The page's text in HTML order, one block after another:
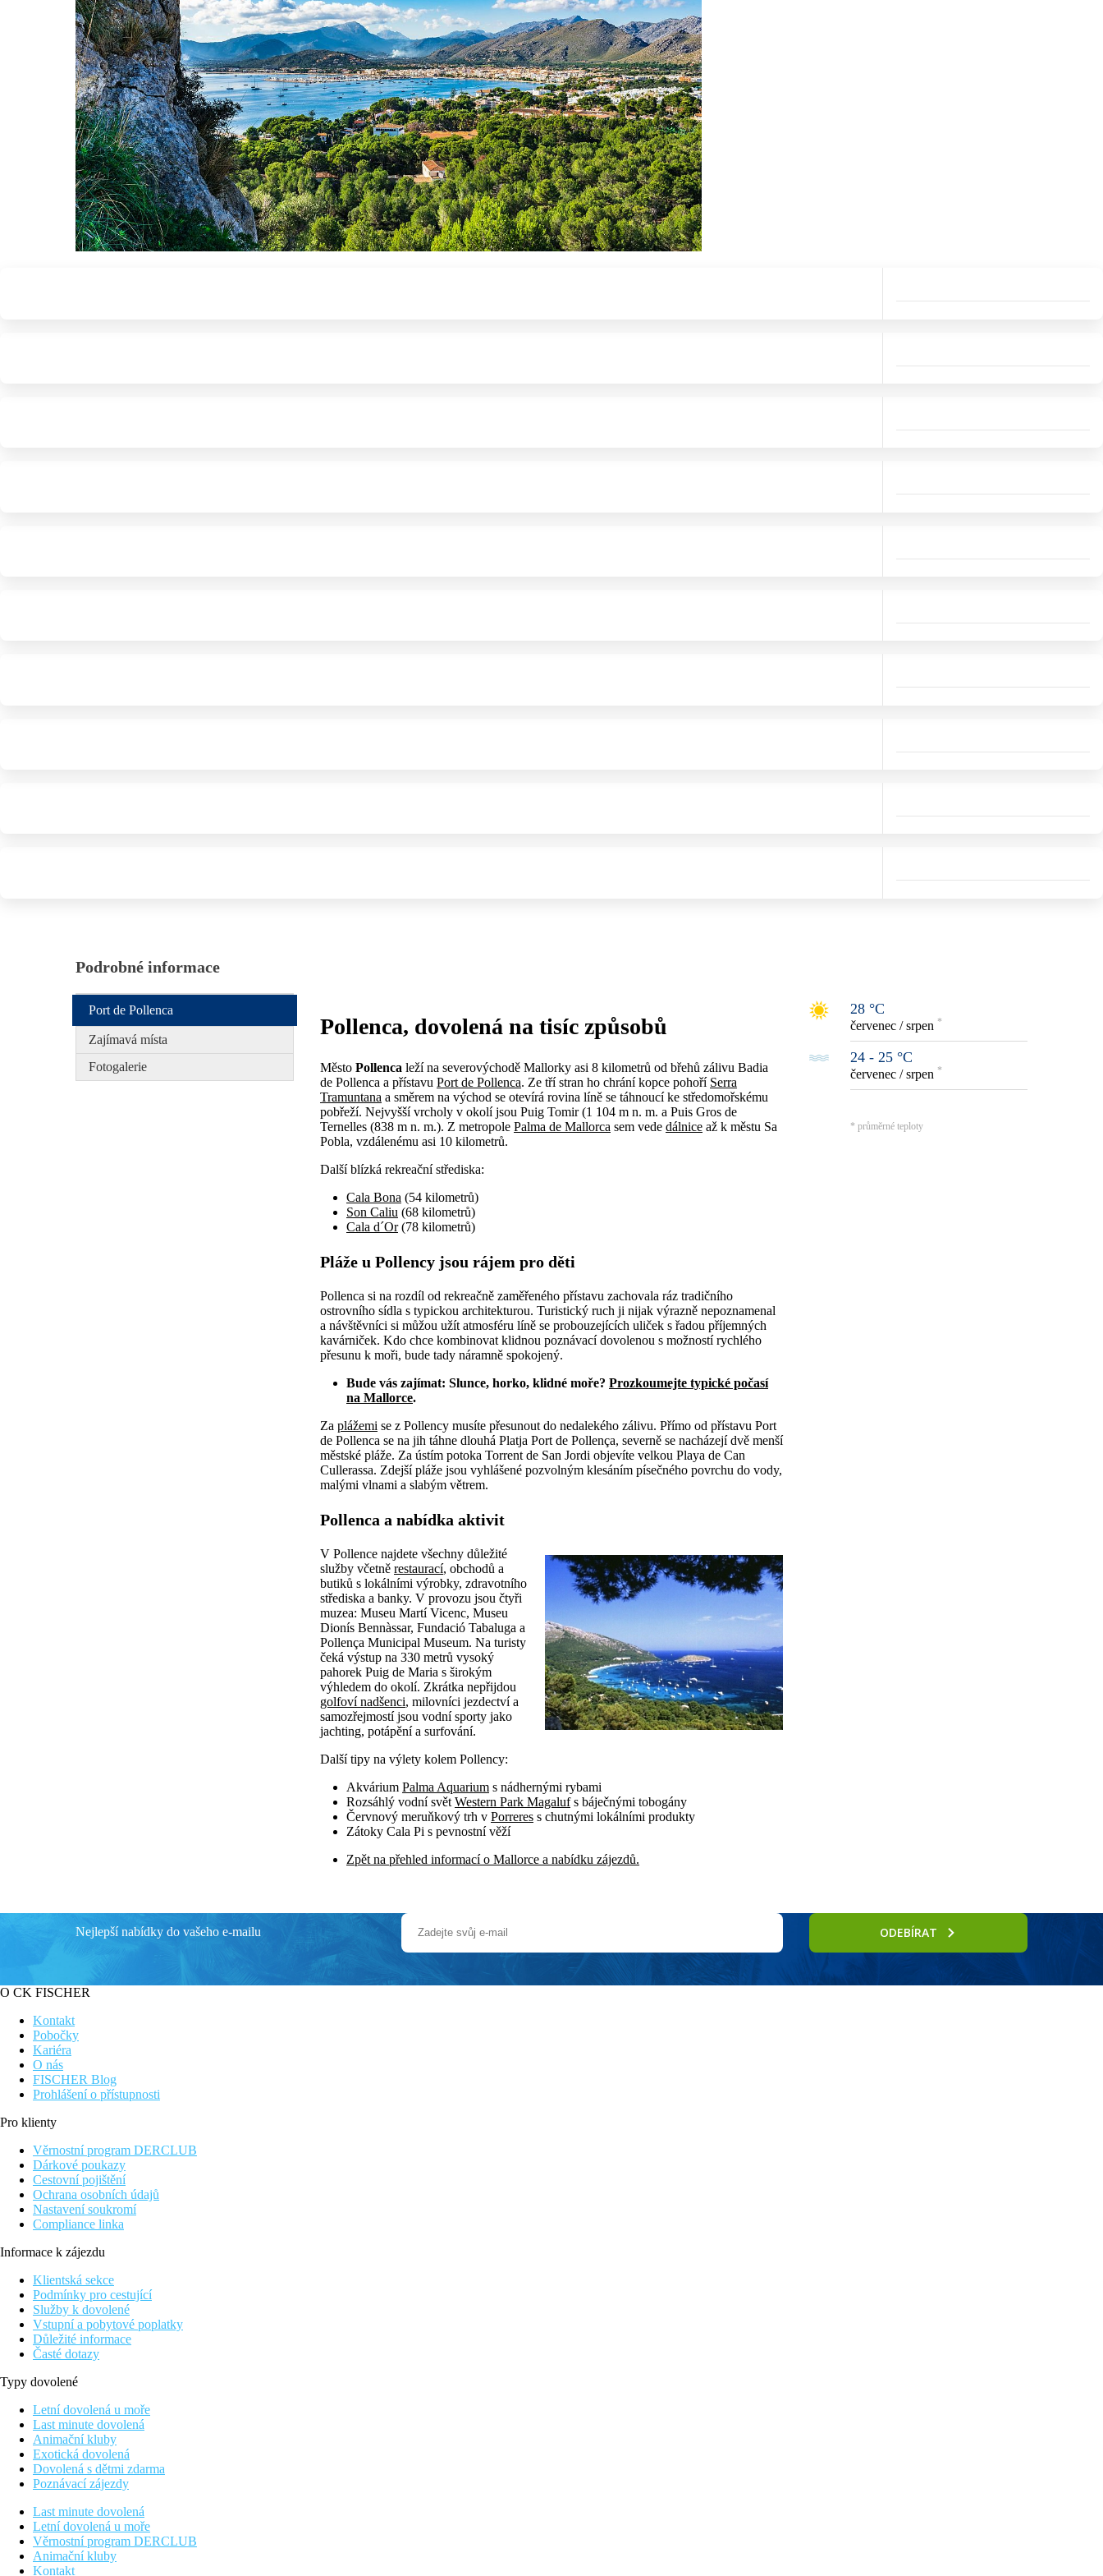
Podrobné informace
28 °C
červenec / srpen *
24 - 25 °C
červenec / srpen *
* průměrné teploty
Pollenca, dovolená na tisíc způsobů
Město Pollenca leží na severovýchodě Mallorky asi 8 kilometrů od břehů zálivu Badia
de Pollenca a přístavu Port de Pollenca. Ze tří stran ho chrání kopce pohoří Serra
Tramuntana a směrem na východ se otevírá rovina líně se táhnoucí ke středomořskému
pobřeží. Nejvyšší vrcholy v okolí jsou Puig Tomir (1 104 m n. m. a Puis Gros de
Ternelles (838 m n. m.). Z metropole Palma de Mallorca sem vede dálnice až k městu Sa
Pobla, vzdálenému asi 10 kilometrů.
Další blízká rekreační střediska:
Cala Bona (54 kilometrů)
Son Caliu (68 kilometrů)
Cala d´Or(78 kilometrů)
Pláže u Pollency jsou rájem pro děti
Pollenca si na rozdíl od rekreačně zaměřeného přístavu zachovala ráz tradičního
ostrovního sídla s typickou architekturou. Turistický ruch ji nijak výrazně nepoznamenal
a návštěvníci si můžou užít atmosféru líně se probouzejících uliček s řadou příjemných
kavárniček. Kdo chce kombinovat klidnou poznávací dovolenou s možností rychlého
přesunu k moři, bude tady náramně spokojený.
Bude vás zajímat: Slunce, horko, klidné moře? Prozkoumejte typické počasí
na Mallorce.
Za plážemi se z Pollency musíte přesunout do nedalekého zálivu. Přímo od přístavu Port
de Pollenca se na jih táhne dlouhá Platja Port de Pollença, severně se nacházejí dvě menší
městské pláže. Za ústím potoka Torrent de San Jordi objevíte velkou Playa de Can
Cullerassa. Zdejší pláže jsou vyhlášené pozvolným klesáním písečného povrchu do vody,
malými vlnami a slabým větrem.
Pollenca a nabídka aktivit
V Pollence najdete všechny důležité
služby včetně restaurací, obchodů a
butiků s lokálními výrobky, zdravotního
střediska a banky. V provozu jsou čtyři
muzea: Museu Martí Vicenc, Museu
Dionís Bennàssar, Fundació Tabaluga a
Pollença Municipal Museum. Na turisty
čeká výstup na 330 metrů vysoký
pahorek Puig de Maria s širokým
výhledem do okolí. Zkrátka nepřijdou
golfoví nadšenci, milovníci jezdectví a
samozřejmostí jsou vodní sporty jako
jachting, potápění a surfování.
Další tipy na výlety kolem Pollency:
Akvárium Palma Aquarium s nádhernými rybami
Rozsáhlý vodní svět Western Park Magalufs báječnými tobogány
Červnový meruňkový trh v Porreres s chutnými lokálními produkty
Zátoky Cala Pi s pevnostní věží
Zpět na přehled informací o Mallorce a nabídku zájezdů.
Port de Pollenca
Zajímavá místa
Fotogalerie
Nejlepší nabídky do vašeho e-mailu ODEBÍRAT
O CK FISCHER
Kontakt
Pobočky
Kariéra
O nás
FISCHER Blog
Prohlášení o přístupnosti
Pro klienty
Věrnostní program DERCLUB
Dárkové poukazy
Cestovní pojištění
Ochrana osobních údajů
Nastavení soukromí
Compliance linka
Informace k zájezdu
Klientská sekce
Podmínky pro cestující
Služby k dovolené
Vstupní a pobytové poplatky
Důležité informace
Časté dotazy
Typy dovolené
Letní dovolená u moře
Last minute dovolená
Animační kluby
Exotická dovolená
Dovolená s dětmi zdarma
Poznávací zájezdy
Last minute dovolená
Letní dovolená u moře
Věrnostní program DERCLUB
Animační kluby
Kontakt